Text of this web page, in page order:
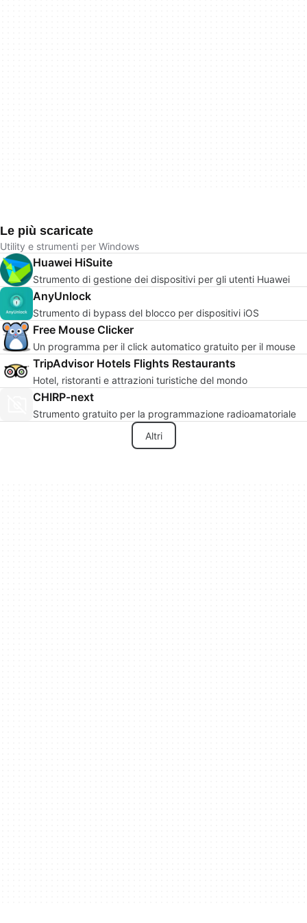
Le più scaricate
Utility e strumenti per Windows
Huawei HiSuite
Strumento di gestione dei dispositivi per gli utenti Huawei
AnyUnlock
Strumento di bypass del blocco per dispositivi iOS
Free Mouse Clicker
Un programma per il click automatico gratuito per il mouse
TripAdvisor Hotels Flights Restaurants
Hotel, ristoranti e attrazioni turistiche del mondo
CHIRP-next
Strumento gratuito per la programmazione radioamatoriale
Altri